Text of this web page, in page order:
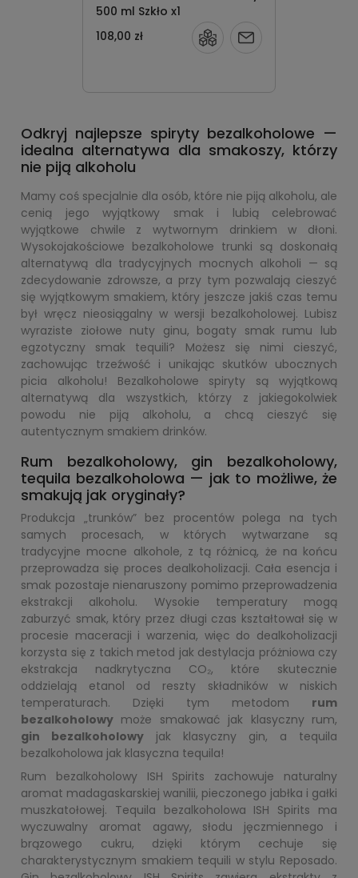
500 ml Szkło x1
108,00 zł
Powiadom
Odkryj najlepsze spiryty bezalkoholowe —
idealna alternatywa dla smakoszy, którzy
nie piją alkoholu
Mamy coś specjalnie dla osób, które nie piją alkoholu, ale
cenią jego wyjątkowy smak i lubią celebrować
wyjątkowe chwile z wytwornym drinkiem w dłoni.
Wysokojakościowe bezalkoholowe trunki są doskonałą
alternatywą dla tradycyjnych mocnych alkoholi — są
zdecydowanie zdrowsze, a przy tym pozwalają cieszyć
się wyjątkowym smakiem, który jeszcze jakiś czas temu
był wręcz nieosiągalny w wersji bezalkoholowej. Lubisz
wyraziste ziołowe nuty ginu, bogaty smak rumu lub
egzotyczny smak tequili? Możesz się nimi cieszyć,
zachowując trzeźwość i unikając skutków ubocznych
picia alkoholu! Bezalkoholowe spiryty są wyjątkową
alternatywą dla wszystkich, którzy z jakiegokolwiek
powodu nie piją alkoholu, a chcą cieszyć się
autentycznym smakiem drinków.
Rum bezalkoholowy, gin bezalkoholowy,
tequila bezalkoholowa — jak to możliwe, że
smakują jak oryginały?
Produkcja „trunków” bez procentów polega na tych
samych procesach, w których wytwarzane są
tradycyjne mocne alkohole, z tą różnicą, że na końcu
przeprowadza się proces dealkoholizacji. Cała esencja i
smak pozostaje nienaruszony pomimo przeprowadzenia
ekstrakcji alkoholu. Wysokie temperatury mogą
zaburzyć smak, który przez długi czas kształtował się w
procesie maceracji i warzenia, więc do dealkoholizacji
korzysta się z takich metod jak destylacja próżniowa czy
ekstrakcja nadkrytyczna CO₂, które skutecznie
oddzielają etanol od reszty składników w niskich
temperaturach. Dzięki tym metodom rum
bezalkoholowy może smakować jak klasyczny rum,
gin bezalkoholowy jak klasyczny gin, a tequila
bezalkoholowa jak klasyczna tequila!
Rum bezalkoholowy ISH Spirits zachowuje naturalny
aromat madagaskarskiej wanilii, pieczonego jabłka i gałki
muszkatołowej. Tequila bezalkoholowa ISH Spirits ma
wyczuwalny aromat agawy, słodu jęczmiennego i
brązowego cukru, dzięki którym cechuje się
charakterystycznym smakiem tequili w stylu Reposado.